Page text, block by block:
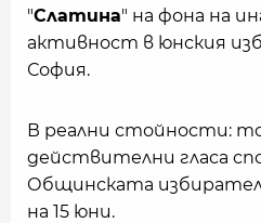
"Слатина" на фона на
активност в юнския
София.
В реални стойности:
действителни гласа
Общинската
на 15 юни.